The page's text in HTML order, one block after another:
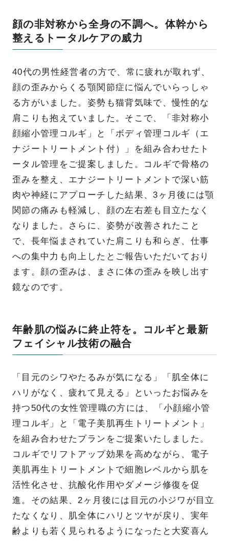
顔の非対称から全身の不調へ。体幹から
整えるトータルケアの威力
40代の男性経営者の方で、常に疲れが取れず、
顔の歪みからくる顎関節症に悩んでいらっしゃ
る方がいました。姿勢も猫背気味で、慢性的な
肩こりも抱えていました。そこで、「非対称小
顔縮小管理コルギ」と「ボディ管理コルギ（エ
ナジートリートメント付）」を組み合わせたト
ータル管理をご提案しました。コルギで骨格の
歪みを整え、エナジートリートメントで深い筋
肉や神経にアプローチした結果、3ヶ月後には顎
関節の痛みも軽減し、顔の左右差も目立たなく
なりました。さらに、姿勢が改善されたこと
で、長年悩まされていた肩こりも和らぎ、仕事
への集中力も向上したとご報告いただいており
ます。顔の歪みは、まさに体の歪みを映し出す
鏡なのです。
年齢肌の悩みに終止符を。コルギと最新
フェイシャル技術の融合
「目元のシワやたるみが気になる」「肌全体に
ハリがなく、疲れて見える」といったお悩みを
持つ50代の女性管理職の方には、「小顔縮小管
理コルギ」と「電子美肌再生トリートメント」
を組み合わせたプランをご提案いたしました。
コルギでリフトアップ効果を高めながら、電子
美肌再生トリートメントで細胞レベルから肌を
活性化させ、抗酸化作用やダメージ修復を促
進。その結果、2ヶ月後には目元の小ジワが目立
たなくなり、肌全体にハリとツヤが戻り、実年
齢よりも若く見られるようになったと大変喜ん